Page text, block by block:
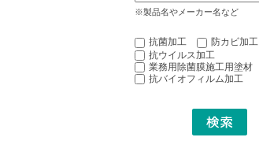
※製品名やメーカー名など
抗菌加工
防カビ加工
抗ウイルス加工
業務用除菌膜施工用塗材
抗バイオフィルム加工